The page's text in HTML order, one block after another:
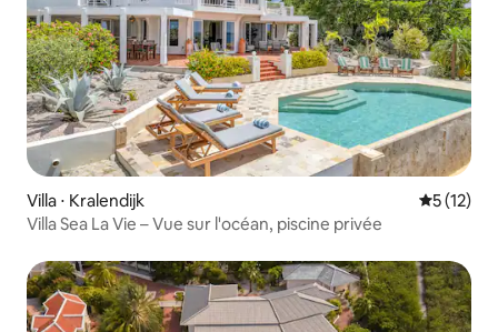
Villa ⋅ Kralendijk
5 (12)
Villa Sea La Vie – Vue sur l'océan, piscine privée